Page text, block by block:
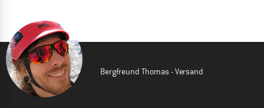
Bergfreund Thomas - Versand